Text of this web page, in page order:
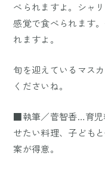
べられますよ。シャ
感覚で食べられます
れますよ。
旬を迎えているマス
くださいね。
■執筆／菅智香…育児
せたい料理、子ども
案が得意。